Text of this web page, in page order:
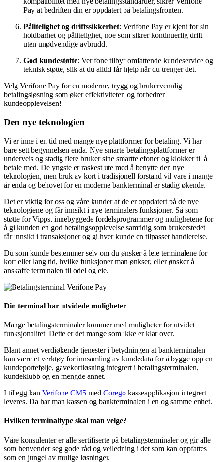
Pay at bedriften din er oppdatert på betalingsfronten.
Pålitelighet og driftssikkerhet: Verifone Pay er kjent for sin
holdbarhet og pålitelighet, noe som sikrer kontinuerlig drift
uten unødvendige avbrudd.
God kundestøtte: Verifone tilbyr omfattende kundeservice og
teknisk støtte, slik at du alltid får hjelp når du trenger det.
Velg Verifone Pay for en moderne, trygg og brukervennlig
betalingsløsning som øker effektiviteten og forbedrer
kundeopplevelsen!
Den nye teknologien
Vi er inne i en tid med mange nye plattformer for betaling. Vi har
bare sett begynnelsen enda. Nye smarte betalingsplattformer er
underveis og stadig flere bruker sine smarttelefoner og klokker til å
betale med. De yngste er raskest ute med å benytte den nye
teknologien, men bruk av kort i tradisjonell forstand vil vare i mange
år enda og behovet for en moderne bankterminal er stadig økende.
Det er viktig for oss og våre kunder at de er oppdatert på de nye
teknologiene og får innsikt i nye terminalers funksjoner. Så som
støtte for Vipps, innebyggede fordelsprogrammer og mulighetene for
å gi kunden en god betalingsopplevelse samtidig som brukerstedet
får innsikt i transaksjoner og gi hver kunde en tilpasset handlereise.
Du som kunde bestemmer selv om du ønsker å leie terminalene for
kort eller lang tid, hvilke funksjoner man ønkser, eller ønsker å
anskaffe terminalen til odel og eie.
Din terminal har utvidede muligheter
Mange betalingsterminaler kommer med muligheter for utvidet
funksjonalitet. Dette er det mange som ikke er klar over.
Blant annet verdiøkende tjenester i betydningen at bankterminalen
kan være et verktøy for innsamling av kundedata for å bygge opp en
kundeportefølje, gavekortløsning integrert i betalingsterminalen,
kundeklubb og en mengde annet.
I tillegg kan Verifone CM5 med Corego kasseapplikasjon integrert
leveres. Da har man kassen og bankterminalen i en og samme enhet.
Hvilken terminaltype skal man velge?
Våre konsulenter er alle sertifiserte på betalingsterminaler og gir alle
som henvender seg gode råd og veiledning i det som kan oppfattes
som en jungel av mulige løsninger.